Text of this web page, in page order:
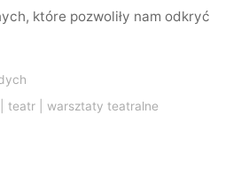
które pozwoliły nam odkryć
teatr| warsztaty teatralne